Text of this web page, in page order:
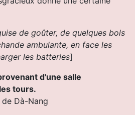
de goûter, de quelques bols
ambulante, en face les
les batteries]
d'une salle
tours.
Dà-Nang